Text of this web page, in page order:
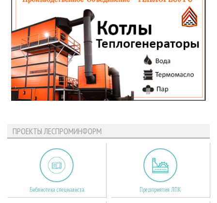
ПРОЕКТЫ ЛЕСПРОМИНФОРМ
Библиотека специалиста Предприятия ЛПК